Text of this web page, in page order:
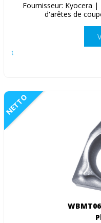
Fournisseur: Kyocera
d'arêtes de
NETTO